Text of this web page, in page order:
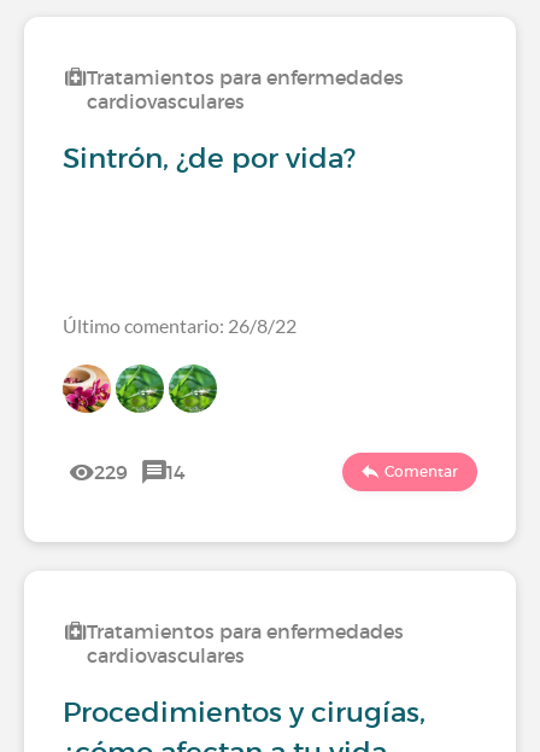
Tratamientos para enfermedades
cardiovasculares
Sintrón, ¿de por vida?
Último comentario: 26/8/22
229 14 Comentar
Tratamientos para enfermedades
cardiovasculares
Procedimientos y cirugías,